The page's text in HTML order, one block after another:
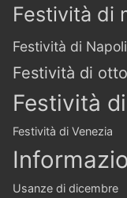
Festività di
Festività di Napoli
Festività di
Festività
Festività di Venezia
Usanze di dicembre